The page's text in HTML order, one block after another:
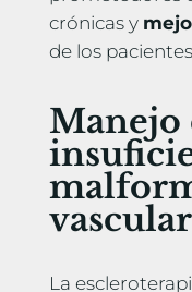
crónicas y
de los
Manejo
La